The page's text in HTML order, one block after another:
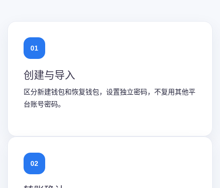
01
创建与导入
区分新建钱包和恢复钱包，设置独立密码，不复用其他平
台账号密码。
02